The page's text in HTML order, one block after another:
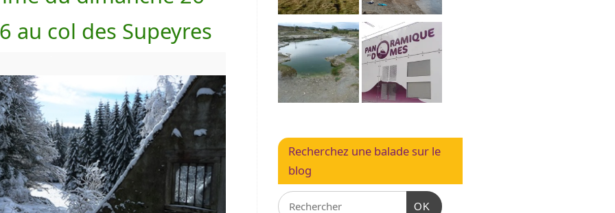
au col des Supeyres
Recherchez une balade sur le
blog
OK